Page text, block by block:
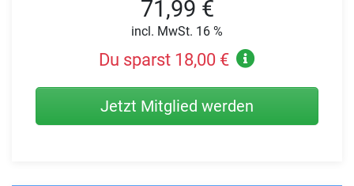
71,99 €
incl. MwSt. 16 %
Du sparst 18,00 €
Jetzt Mitglied werden